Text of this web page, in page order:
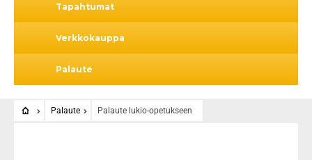
Tapahtumat
Verkkokauppa
Palaute
Palaute Palaute lukio-opetukseen